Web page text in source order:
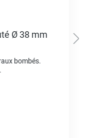
Ø 38 mm
bombés.